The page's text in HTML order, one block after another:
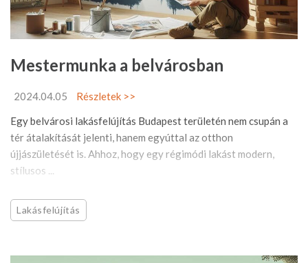
Mestermunka a belvárosban
2024.04.05
Részletek >>
Egy belvárosi lakásfelújítás Budapest területén nem csupán a
tér átalakítását jelenti, hanem egyúttal az otthon
újjászületését is. Ahhoz, hogy egy régimódi lakást modern,
stílusos ...
Lakásfelújítás